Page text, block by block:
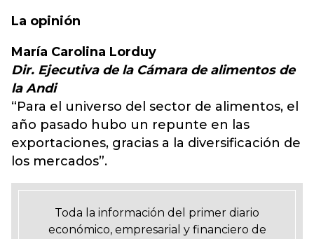
La opinión
María Carolina Lorduy
Dir. Ejecutiva de la Cámara de alimentos de
la Andi
“Para el universo del sector de alimentos, el
año pasado hubo un repunte en las
exportaciones, gracias a la diversificación de
los mercados”.
Toda la información del primer diario
económico, empresarial y financiero de